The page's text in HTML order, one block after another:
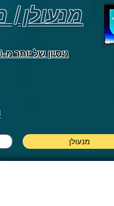
מנעולן
ניסיון של יותר מ-10 שנים בתחום
מנעולן